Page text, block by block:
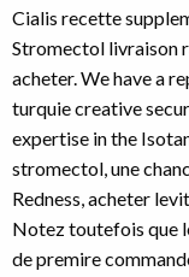
Cialis recette
Stromectol livraison
acheter. We have a
turquie creative
expertise in the
stromectol, une
Redness, acheter
Notez toutefois que
de premire